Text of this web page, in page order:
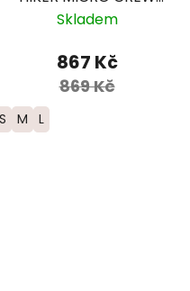
Midweight Merino -
modrozelené
Skladem
867 Kč
869 Kč
S M L